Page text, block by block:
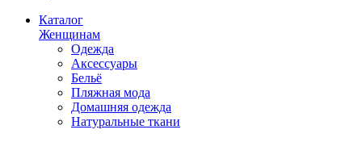
Каталог
Женщинам
Одежда
Аксессуары
Бельё
Пляжная мода
Домашняя одежда
Натуральные ткани